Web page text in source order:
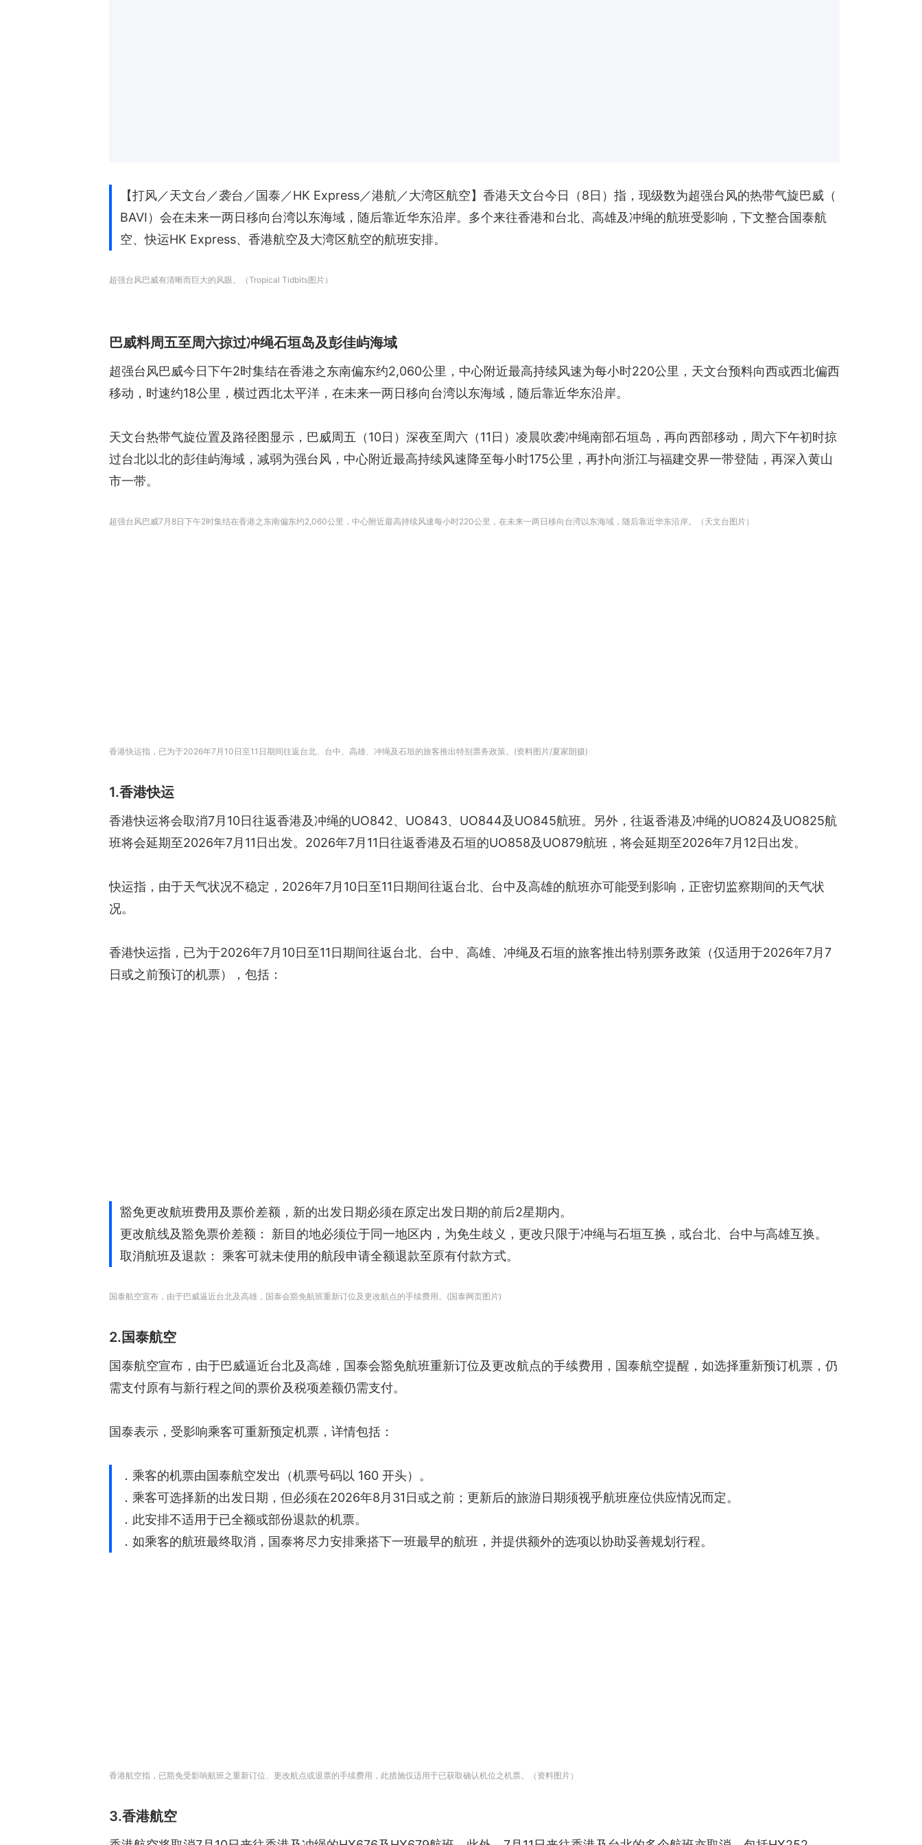
【打风／天文台／袭台／国泰／HK Express／港航／大湾区航空】香港天文台今日（8日）指，现级数为超强台风的热带气旋巴威（
BAVI）会在未来一两日移向台湾以东海域，随后靠近华东沿岸。多个来往香港和台北、高雄及冲绳的航班受影响，下文整合国泰航
空、快运HK Express、香港航空及大湾区航空的航班安排。
超强台风巴威有清晰而巨大的风眼。（Tropical Tidbits图片）
巴威料周五至周六掠过冲绳石垣岛及彭佳屿海域
超强台风巴威今日下午2时集结在香港之东南偏东约2,060公里，中心附近最高持续风速为每小时220公里，天文台预料向西或西北偏西
移动，时速约18公里，横过西北太平洋，在未来一两日移向台湾以东海域，随后靠近华东沿岸。
天文台热带气旋位置及路径图显示，巴威周五（10日）深夜至周六（11日）凌晨吹袭冲绳南部石垣岛，再向西部移动，周六下午初时掠
过台北以北的彭佳屿海域，减弱为强台风，中心附近最高持续风速降至每小时175公里，再扑向浙江与福建交界一带登陆，再深入黄山
市一带。
超强台风巴威7月8日下午2时集结在香港之东南偏东约2,060公里，中心附近最高持续风速每小时220公里，在未来一两日移向台湾以东海域，随后靠近华东沿岸。（天文台图片）
香港快运指，已为于2026年7月10日至11日期间往返台北、台中、高雄、冲绳及石垣的旅客推出特别票务政策。(资料图片/夏家朗摄)
1.香港快运
香港快运将会取消7月10日往返香港及冲绳的UO842、UO843、UO844及UO845航班。另外，往返香港及冲绳的UO824及UO825航
班将会延期至2026年7月11日出发。2026年7月11日往返香港及石垣的UO858及UO879航班，将会延期至2026年7月12日出发。
快运指，由于天气状况不稳定，2026年7月10日至11日期间往返台北、台中及高雄的航班亦可能受到影响，正密切监察期间的天气状
况。
香港快运指，已为于2026年7月10日至11日期间往返台北、台中、高雄、冲绳及石垣的旅客推出特别票务政策（仅适用于2026年7月7
日或之前预订的机票），包括：
豁免更改航班费用及票价差额，新的出发日期必须在原定出发日期的前后2星期内。
更改航线及豁免票价差额： 新目的地必须位于同一地区内，为免生歧义，更改只限于冲绳与石垣互换，或台北、台中与高雄互换。
取消航班及退款： 乘客可就未使用的航段申请全额退款至原有付款方式。
国泰航空宣布，由于巴威逼近台北及高雄，国泰会豁免航班重新订位及更改航点的手续费用。(国泰网页图片)
2.国泰航空
国泰航空宣布，由于巴威逼近台北及高雄，国泰会豁免航班重新订位及更改航点的手续费用，国泰航空提醒，如选择重新预订机票，仍
需支付原有与新行程之间的票价及税项差额仍需支付。
国泰表示，受影响乘客可重新预定机票，详情包括：
．乘客的机票由国泰航空发出（机票号码以 160 开头）。
．乘客可选择新的出发日期，但必须在2026年8月31日或之前；更新后的旅游日期须视乎航班座位供应情况而定。
．此安排不适用于已全额或部份退款的机票。
．如乘客的航班最终取消，国泰将尽力安排乘搭下一班最早的航班，并提供额外的选项以协助妥善规划行程。
香港航空指，已豁免受影响航班之重新订位、更改航点或退票的手续费用，此措施仅适用于已获取确认机位之机票。（资料图片）
3.香港航空